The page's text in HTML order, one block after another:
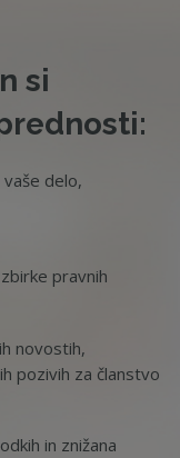
si
delo,
pravnih
novostih,
pozivih za članstvo
in znižana